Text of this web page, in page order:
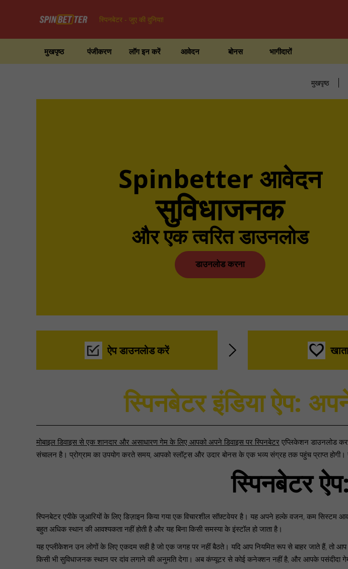
स्पिनबेटर - जुए की दुनिया!
मुखपृष्ठ पंजीकरण लॉग इन करें आवेदन बोनस भागीदारों
मुखपृष्ठ
Spinbetter आवेदन
सुविधाजनक
और एक त्वरित डाउनलोड
डाउनलोड करना
ऐप डाउनलोड करें
स्पिनबेटर इंडिया ऐप:
मोबाइल डिवाइस से एक शानदार और असाधारण गेम के लिए आपको अपने डिवाइस पर स्पिनबेटर एप्लिकेशन डाउनलोड
संचालन है। प्रोग्राम का उपयोग करते समय, आपको स्लॉट्स और उदार बोनस के एक भव्य संग्रह तक पहुंच प्राप्त
स्पिनबेटर ऐप:
स्पिनबेटर एपीके जुआरियों के लिए डिज़ाइन किया गया एक विचारशील सॉफ़्टवेयर है। यह अपने हल्के वजन, कम सिस्टम
बहुत अधिक स्थान की आवश्यकता नहीं होती है और यह बिना किसी समस्या के इंस्टॉल हो जाता है।
यह एप्लीकेशन उन लोगों के लिए एकदम सही है जो एक जगह पर नहीं बैठते। यदि आप नियमित रूप से बाहर जाते हैं, तो
किसी भी सुविधाजनक स्थान पर दांव लगाने की अनुमति देगा। अब कंप्यूटर से कोई कनेक्शन नहीं है, और आपके पसंदीदा